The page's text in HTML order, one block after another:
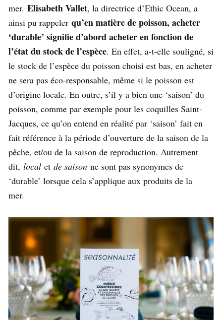
mer. Elisabeth Vallet, la directrice d’Ethic Ocean, a
ainsi pu rappeler qu’en matière de poisson, acheter
‘durable’ signifie d’abord acheter en fonction de
l’état du stock de l’espèce. En effet, a-t-elle souligné, si
le stock de l’espèce du poisson choisi est bas, en acheter
ne sera pas éco-responsable, même si le poisson est
d’origine locale. En outre, s’il y a bien une ‘saison’ du
poisson, comme par exemple pour les coquilles Saint-
Jacques, ce qu’on entend en réalité par ‘saison’ fait en
fait référence à la période d’ouverture de la saison de la
pêche, et/ou de la saison de reproduction. Autrement
dit, local et de saison ne sont pas synonymes de
‘durable’ lorsque cela s’applique aux produits de la
mer.